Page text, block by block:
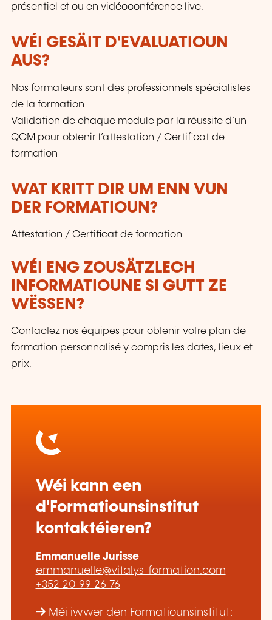
présentiel et ou en vidéoconférence live.
WÉI GESÄIT D'EVALUATIOUN
AUS?
Nos formateurs sont des professionnels spécialistes
de la formation
Validation de chaque module par la réussite d’un
QCM pour obtenir l’attestation / Certificat de
formation
WAT KRITT DIR UM ENN VUN
DER FORMATIOUN?
Attestation / Certificat de formation
WÉI ENG ZOUSÄTZLECH
INFORMATIOUNE SI GUTT ZE
WËSSEN?
Contactez nos équipes pour obtenir votre plan de
formation personnalisé y compris les dates, lieux et
prix.
Wéi kann een
d'Formatiounsinstitut
kontaktéieren?
Emmanuelle Jurisse
emmanuelle@vitalys-formation.com
+352 20 99 26 76
Méi iwwer den Formatiounsinstitut: